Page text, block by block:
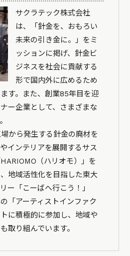
サクラテック株式会社
は、「針金を、おもろい
未来の引き金に。」をミ
ッションに掲げ、針金ビ
ジネスを社会に貢献する
形で国内外に広めるため
す。また、創業85年目を迎
ー企業として、さまざまな
から発生する針金の廃材を
インテリアを展開するサス
（ハリオモ）」を
地域活性化を目指した東大
ー「こーばへ行こう！」
「アーティストインファク
に積極的に参加し、地域や
取り組んでいます。